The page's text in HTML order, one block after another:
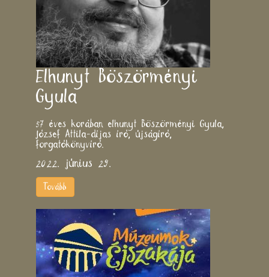
Elhunyt Böszörményi
Gyula
57 éves korában elhunyt Böszörményi Gyula,
József Attila-díjas író, újságíró,
forgatókönyvíró.
2022. június 29.
Tovább